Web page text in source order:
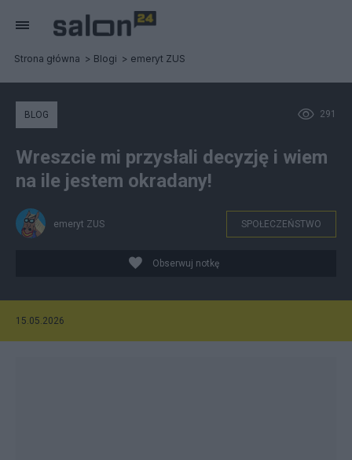
Strona główna Blogi emeryt ZUS
291
BLOG
Wreszcie mi przysłali decyzję i wiem
na ile jestem okradany!
emeryt ZUS SPOŁECZEŃSTWO
Obserwuj notkę
15.05.2026